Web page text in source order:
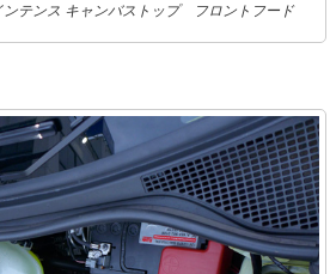
テンス キャンバストップ フロントフード